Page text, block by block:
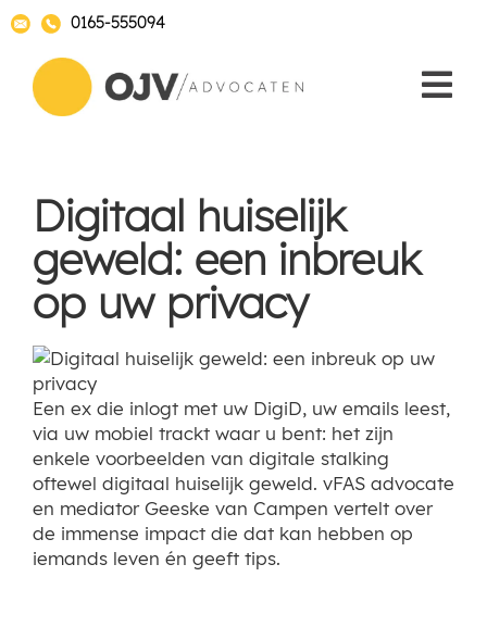
0165-555094
Digitaal huiselijk
geweld: een inbreuk
op uw privacy
Een ex die inlogt met uw DigiD, uw emails leest,
via uw mobiel trackt waar u bent: het zijn
enkele voorbeelden van digitale stalking
oftewel digitaal huiselijk geweld. vFAS advocate
en mediator Geeske van Campen vertelt over
de immense impact die dat kan hebben op
iemands leven én geeft tips.